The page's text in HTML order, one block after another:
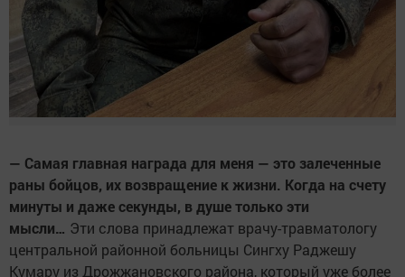
— Самая главная награда для меня — это залеченные
раны бойцов, их возвращение к жизни. Когда на счету
минуты и даже секунды, в душе только эти
мысли… Эти слова принадлежат врачу-травматологу
центральной районной больницы Сингху Раджешу
Кумару из Дрожжановского района, который уже более